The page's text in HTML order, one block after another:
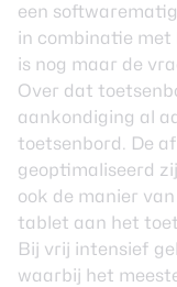
een
in combinatie
is nog maar de
Over dat
aankondiging al
toetsenbord. De
geoptimaliseerd
ook de manier
tablet aan het
Bij vrij intensief
waarbij het